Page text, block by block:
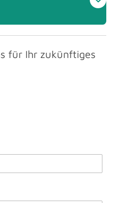
für Ihr zukünftiges